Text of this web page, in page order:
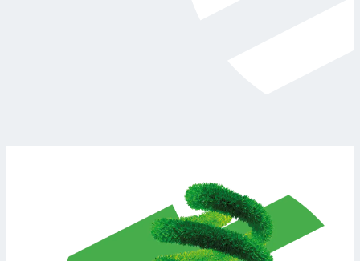
Maksymalne wykorzystanie własnej energii
Dzięki magazynowi energii możesz zużywać prąd